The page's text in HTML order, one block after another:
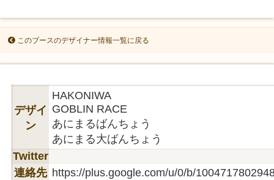
このブースのデザイナー情報一覧に戻る
デザイ
ン
HAKONIWA
GOBLIN RACE
あにまるばんちょう
あにまる大ばんちょう
Twitter
連絡先 https://plus.google.com/u/0/b/